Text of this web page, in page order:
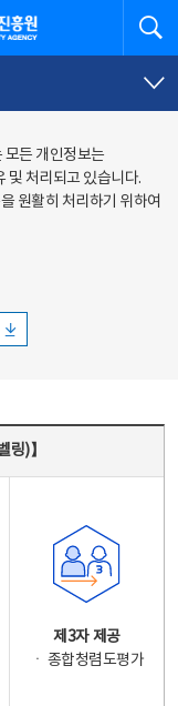
든 개인정보는
및 처리되고 있습니다.
원활히 처리하기 위하여
링)】
제3자 제공
ㆍ 종합청렴도평가